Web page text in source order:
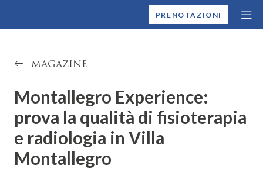
MONTALLEGROPRENOTAZIONI
MAGAZINE
Montallegro Experience:
prova la qualità di fisioterapia
e radiologia in Villa
Montallegro